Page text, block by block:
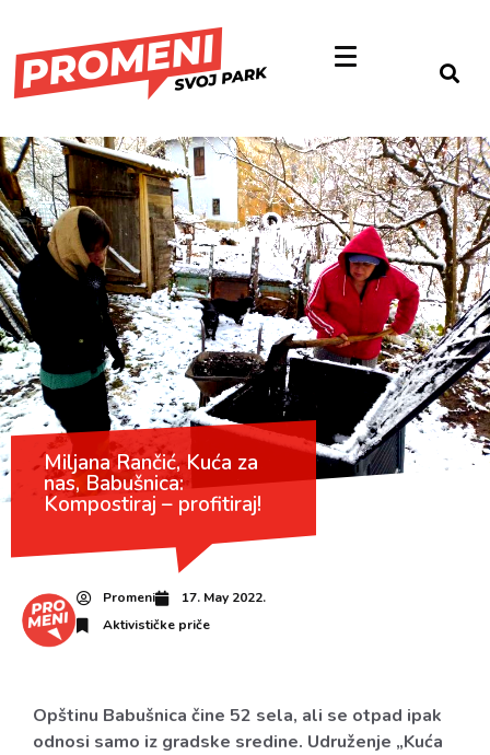
Miljana Rančić, Kuća za
nas, Babušnica:
Kompostiraj – profitiraj!
Promeni
17. May 2022.
Aktivističke priče
Opštinu Babušnica čine 52 sela, ali se otpad ipak
odnosi samo iz gradske sredine. Udruženje „Kuća